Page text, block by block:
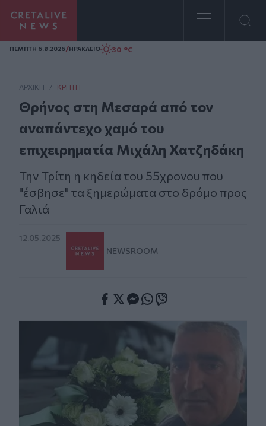
Homepage
ΠΕΜΠΤΗ 6.8.2026/ΗΡΑΚΛΕΙΟ 30 °C
ΑΡΧΙΚΗ / ΚΡΉΤΗ
Θρήνος στη Μεσαρά από τον
αναπάντεχο χαμό του
επιχειρηματία Μιχάλη Χατζηδάκη
Την Τρίτη η κηδεία του 55χρονου που
"έσβησε" τα ξημερώματα στο δρόμο προς
Γαλιά
12.05.2025
NEWSROOM